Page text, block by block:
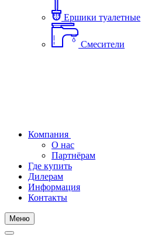
Ершики туалетные
Смесители
Компания
О нас
Партнёрам
Где купить
Дилерам
Информация
Контакты
Меню